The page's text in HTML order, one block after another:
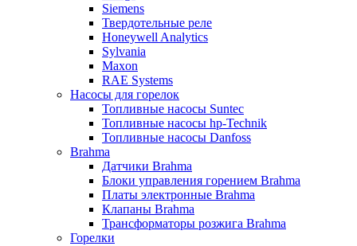
Siemens
Твердотельные реле
Honeywell Analytics
Sylvania
Maxon
RAE Systems
Насосы для горелок
Топливные насосы Suntec
Топливные насосы hp-Technik
Топливные насосы Danfoss
Brahma
Датчики Brahma
Блоки управления горением Brahma
Платы электронные Brahma
Клапаны Brahma
Трансформаторы розжига Brahma
Горелки